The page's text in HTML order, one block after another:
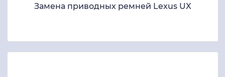
Замена приводных ремней Lexus UX